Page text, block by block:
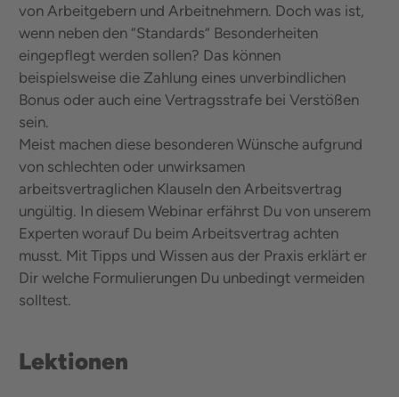
von Arbeitgebern und Arbeitnehmern. Doch was ist,
wenn neben den “Standards” Besonderheiten
eingepflegt werden sollen? Das können
beispielsweise die Zahlung eines unverbindlichen
Bonus oder auch eine Vertragsstrafe bei Verstößen
sein.
Meist machen diese besonderen Wünsche aufgrund
von schlechten oder unwirksamen
arbeitsvertraglichen Klauseln den Arbeitsvertrag
ungültig. In diesem Webinar erfährst Du von unserem
Experten worauf Du beim Arbeitsvertrag achten
musst. Mit Tipps und Wissen aus der Praxis erklärt er
Dir welche Formulierungen Du unbedingt vermeiden
solltest.
Lektionen